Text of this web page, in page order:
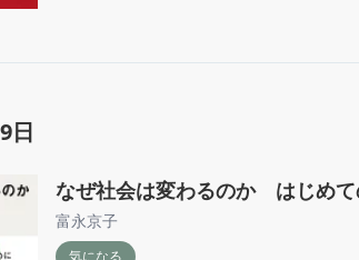
日
なぜ社会は変わるのか はじめて
富永京子
気になる